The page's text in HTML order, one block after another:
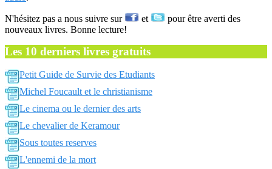
N'hésitez pas a nous suivre sur et
pour être averti des
nouveaux livres. Bonne lecture!
Les 10 derniers livres gratuits
Petit Guide de Survie des Etudiants
Michel Foucault et le christianisme
Le cinema ou le dernier des arts
Le chevalier de Keramour
Sous toutes reserves
L'ennemi de la mort